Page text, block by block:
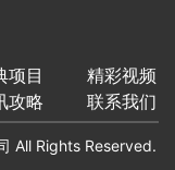
项目
精彩视频
攻略 联系我们
All Rights Reserved.